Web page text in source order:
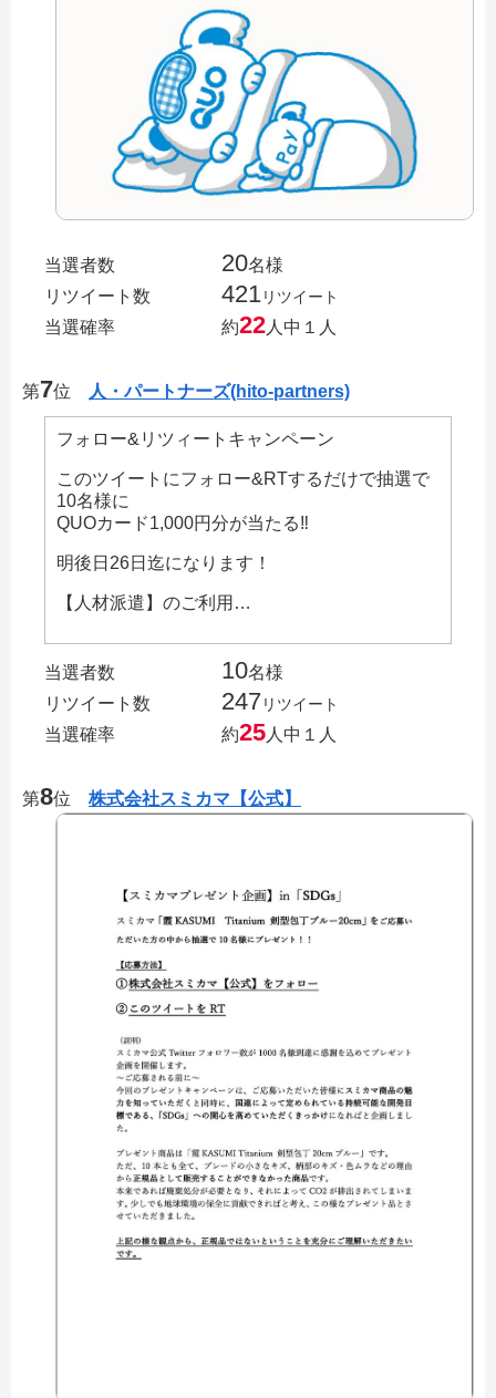
当選者数 20名様
リツイート数
421リツイート
当選確率 約22 人中１人
第7位 人・パートナーズ(hito-partners)
フォロー&リツィートキャンペーン
このツイートにフォロー&RTするだけで抽選で
10名様に
QUOカード1,000円分が当たる‼️
明後日26日迄になります！
【人材派遣】のご利用…
当選者数 10名様
リツイート数
247リツイート
当選確率 約25 人中１人
第8位 株式会社スミカマ【公式】